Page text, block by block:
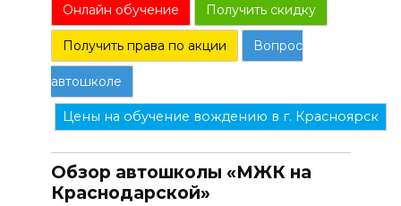
Онлайн обучение Получить скидку
Получить права по акции Вопрос
автошколе
Цены на обучение вождению в г. Красноярск
Обзор автошколы «МЖК на
Краснодарской»